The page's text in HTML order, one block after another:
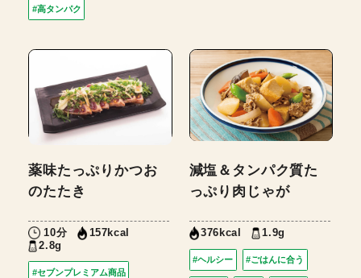
#高タンパク
薬味たっぷりかつお
のたたき
10分
157kcal
2.8g
#セブンプレミアム商品
減塩＆タンパク質た
っぷり肉じゃが
376kcal 1.9g
#ヘルシー #ごはんに合う